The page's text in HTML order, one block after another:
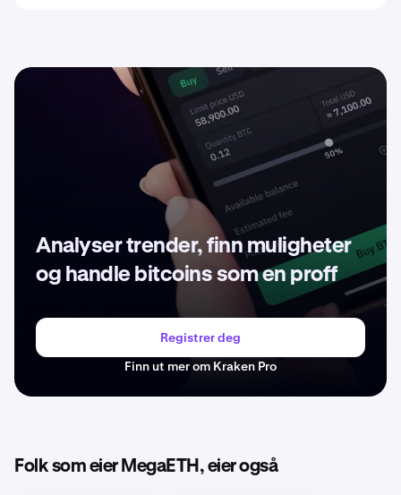
Analyser trender, finn muligheter
og handle bitcoins som en proff
Registrer deg
Finn ut mer om Kraken Pro
Folk som eier MegaETH, eier også